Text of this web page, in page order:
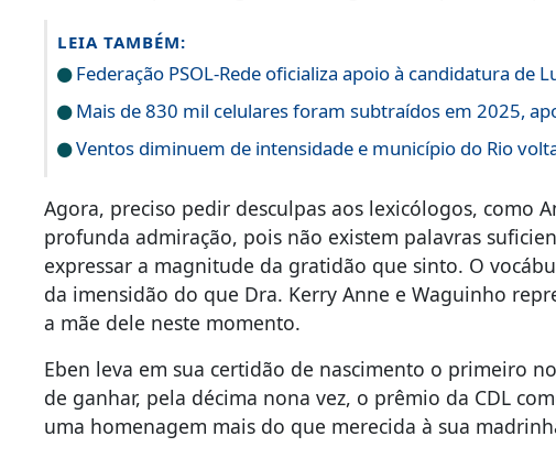
LEIA TAMBÉM:
Federação PSOL-Rede oficializa apoio à candidatura de
Mais de 830 mil celulares foram subtraídos em 2025,
Ventos diminuem de intensidade e município do Rio
Agora, preciso pedir desculpas aos lexicólogos, como
profunda admiração, pois não existem palavras
expressar a magnitude da gratidão que sinto. O
da imensidão do que Dra. Kerry Anne e Waguinho
a mãe dele neste momento.
Eben leva em sua certidão de nascimento o primeiro
de ganhar, pela décima nona vez, o prêmio da CDL
uma homenagem mais do que merecida à sua